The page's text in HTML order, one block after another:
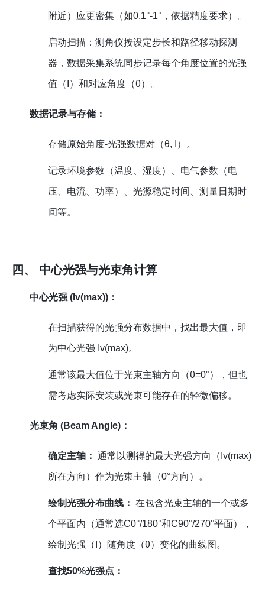
附近）应更密集（如0.1°-1°，依据精度要求）。
启动扫描：测角仪按设定步长和路径移动探测
器，数据采集系统同步记录每个角度位置的光强
值（I）和对应角度（θ）。
数据记录与存储：
存储原始角度-光强数据对（θ, I）。
记录环境参数（温度、湿度）、电气参数（电
压、电流、功率）、光源稳定时间、测量日期时
间等。
四、 中心光强与光束角计算
中心光强 (Iv(max))：
在扫描获得的光强分布数据中，找出最大值，即
为中心光强 Iv(max)。
通常该最大值位于光束主轴方向（θ=0°），但也
需考虑实际安装或光束可能存在的轻微偏移。
光束角 (Beam Angle)：
确定主轴： 通常以测得的最大光强方向（Iv(max)
所在方向）作为光束主轴（0°方向）。
绘制光强分布曲线： 在包含光束主轴的一个或多
个平面内（通常选C0°/180°和C90°/270°平面），
绘制光强（I）随角度（θ）变化的曲线图。
查找50%光强点：